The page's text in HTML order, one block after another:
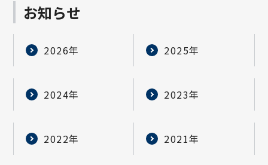
お知らせ
2026年 2025年
2024年 2023年
2022年 2021年